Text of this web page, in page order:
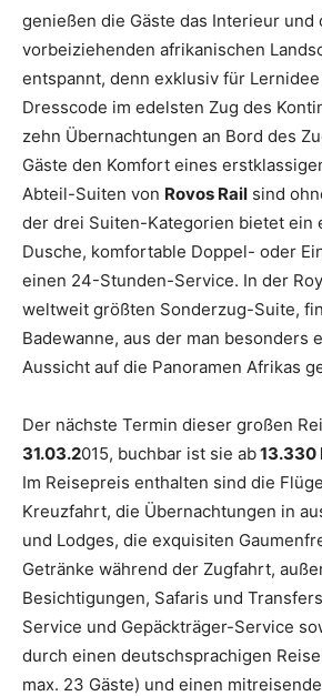
genießen die Gäste das Interieur und
vorbeiziehenden afrikanischen
entspannt, denn exklusiv für
Dresscode im edelsten Zug des
zehn Übernachtungen an Bord des
Gäste den Komfort eines
Abteil-Suiten von Rovos Rail sind
der drei Suiten-Kategorien bietet ein
Dusche, komfortable Doppel- oder
einen 24-Stunden-Service. In der
weltweit größten Sonderzug-Suite,
Badewanne, aus der man besonders
Aussicht auf die Panoramen Afrikas
Der nächste Termin dieser großen
31.03.2015, buchbar ist sie ab13.330
Im Reisepreis enthalten sind die
Kreuzfahrt, die Übernachtungen in
und Lodges, die exquisiten
Getränke während der Zugfahrt,
Besichtigungen, Safaris und
Service und Gepäckträger-Service
durch einen deutschsprachigen
max. 23 Gäste) und einen